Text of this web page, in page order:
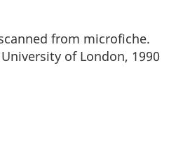
from microfiche.
of London, 1990